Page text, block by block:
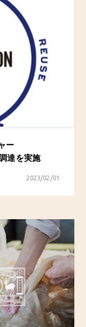
ー
達を実施
2023/02/01